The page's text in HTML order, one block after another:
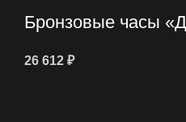
Бронзовые часы
26 612 ₽